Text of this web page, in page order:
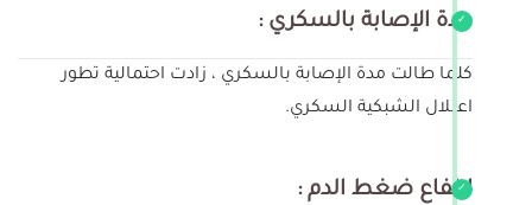
مدة الإصابة بالسكري :
كلما طالت مدة الإصابة بالسكري ، زادت احتمالية تطور
اعتلال الشبكية السكري.
ارتفاع ضغط الدم :